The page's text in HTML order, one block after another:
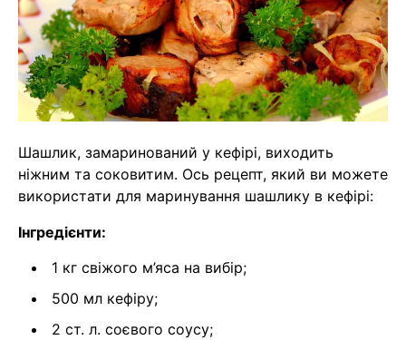
Шашлик, замаринований у кефірі, виходить
ніжним та соковитим. Ось рецепт, який ви можете
використати для маринування шашлику в кефірі:
Інгредієнти:
1 кг свіжого м’яса на вибір;
500 мл кефіру;
2 ст. л. соєвого соусу;